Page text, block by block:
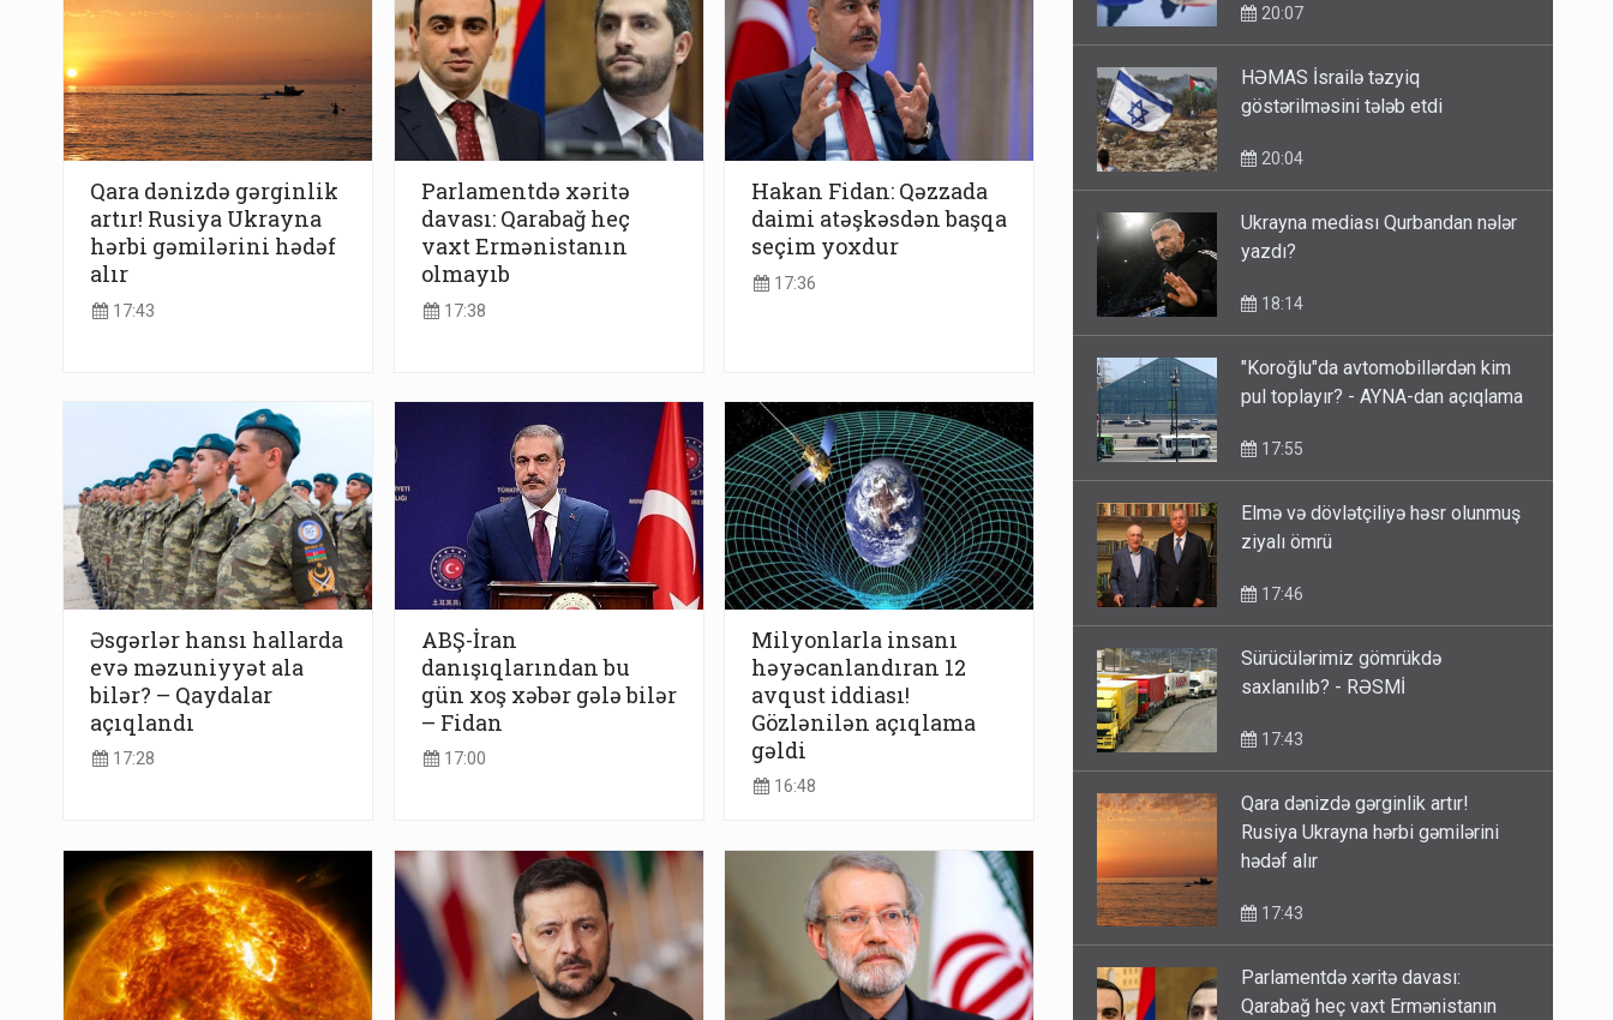
Qara dənizdə gərginlik
artır! Rusiya Ukrayna
hərbi gəmilərini hədəf
alır
17:43
Parlamentdə xəritə
davası: Qarabağ heç
vaxt Ermənistanın
olmayıb
17:38
Hakan Fidan: Qəzzada
daimi atəşkəsdən başqa
seçim yoxdur
17:36
Əsgərlər hansı hallarda
evə məzuniyyət ala
bilər? – Qaydalar
açıqlandı
17:28
ABŞ-İran
danışıqlarından bu
gün xoş xəbər gələ bilər
– Fidan
17:00
Milyonlarla insanı
həyəcanlandıran 12
avqust iddiası!
Gözlənilən açıqlama
gəldi
16:48
20:07
HƏMAS İsrailə təzyiq
göstərilməsini tələb etdi
20:04
Ukrayna mediası Qurbandan nələr
yazdı?
18:14
"Koroğlu"da avtomobillərdən kim
pul toplayır? - AYNA-dan açıqlama
17:55
Elmə və dövlətçiliyə həsr olunmuş
ziyalı ömrü
17:46
Sürücülərimiz gömrükdə
saxlanılıb? - RƏSMİ
17:43
Qara dənizdə gərginlik artır!
Rusiya Ukrayna hərbi gəmilərini
hədəf alır
17:43
Parlamentdə xəritə davası:
Qarabağ heç vaxt Ermənistanın